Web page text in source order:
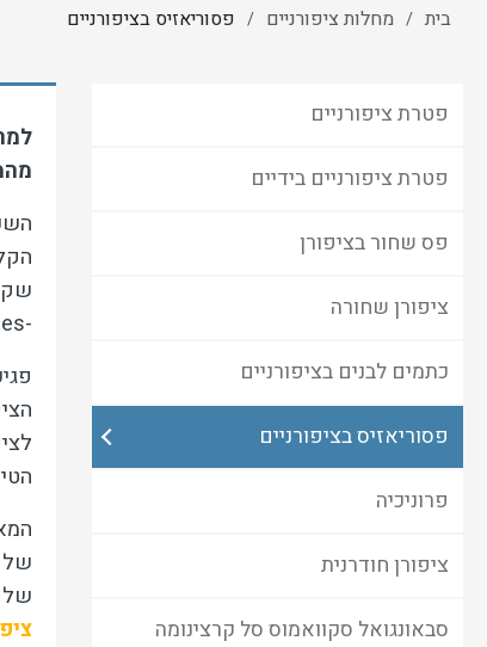
בית / מחלות ציפורניים / פסוריאזיס בציפורניים
פטרת ציפורניים
פטרת ציפורניים בידיים
פס שחור בציפורן
ציפורן שחורה
כתמים לבנים בציפורניים
פסוריאזיס בציפורניים
פרוניכיה
ציפורן חודרנית
סבאונגואל סקוואמוס סל קרצינומה
-
של
של